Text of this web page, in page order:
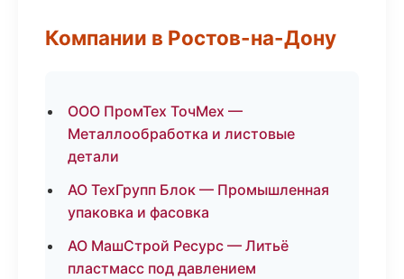
Компании в Ростов-на-Дону
ООО ПромТех ТочМех —
Металлообработка и листовые
детали
АО ТехГрупп Блок — Промышленная
упаковка и фасовка
АО МашСтрой Ресурс — Литьё
пластмасс под давлением